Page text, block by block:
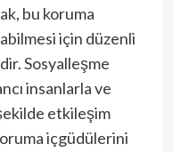
bu koruma
için düzenli
Sosyalleşme
insanlarla ve
etkileşim
içgüdülerini